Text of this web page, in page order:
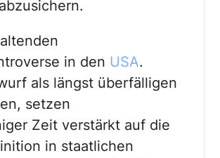
in den USA.
als längst überfälligen
setzen
Zeit verstärkt auf die
in staatlichen